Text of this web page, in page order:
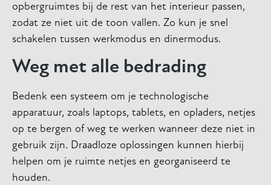
opbergruimtes bij de rest van het interieur passen,
zodat ze niet uit de toon vallen. Zo kun je snel
schakelen tussen werkmodus en dinermodus.
Weg met alle bedrading
Bedenk een systeem om je technologische
apparatuur, zoals laptops, tablets, en opladers, netjes
op te bergen of weg te werken wanneer deze niet in
gebruik zijn. Draadloze oplossingen kunnen hierbij
helpen om je ruimte netjes en georganiseerd te
houden.